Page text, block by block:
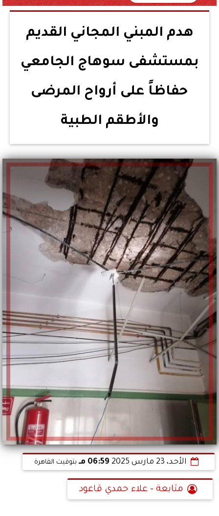
هدم المبني المجاني القديم
بمستشفى سوهاج الجامعي
حفاظاً على أرواح المرضى
والأطقم الطبية
الأحد، 23 مارس 2025 06:59 مـ بتوقيت القاهرة
متابعة - علاء حمدي قاعود